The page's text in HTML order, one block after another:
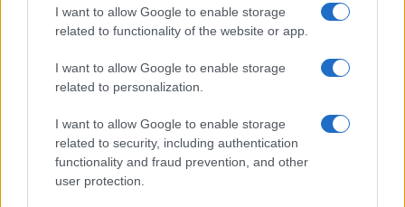
I want to allow Google to enable storage
related to functionality of the website or app.
I want to allow Google to enable storage
related to personalization.
I want to allow Google to enable storage
related to security, including authentication
functionality and fraud prevention, and other
user protection.